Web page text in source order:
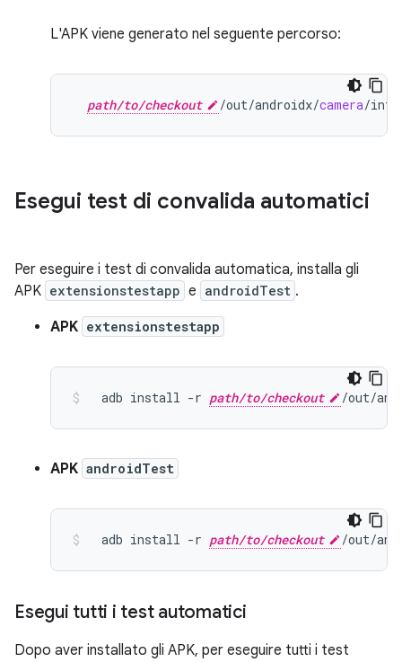
L'APK viene generato nel seguente percorso:
path/to/checkout /out/androidx/camera/
Esegui test di convalida automatici
Per eseguire i test di convalida automatica, installa gli
APK extensionstestapp e androidTest .
APK extensionstestapp
adb install -r path/to/checkout /out/
APK androidTest
adb install -r path/to/checkout /out/
Esegui tutti i test automatici
Dopo aver installato gli APK, per eseguire tutti i test